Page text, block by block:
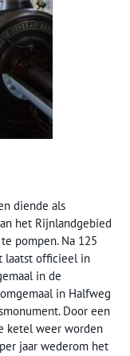
diende als
het Rijnlandgebied
pompen. Na 125
laatst officieel in
in de
in Halfweg
Door een
ketel weer worden
jaar wederom het